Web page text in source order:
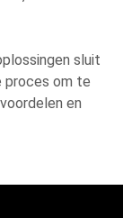
sluit
proces om te
en